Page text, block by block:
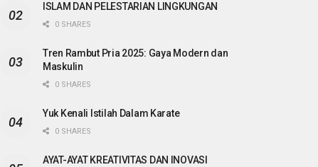
ISLAM DAN PELESTARIAN LINGKUNGAN
0 SHARES
Tren Rambut Pria 2025: Gaya Modern dan
Maskulin
0 SHARES
Yuk Kenali Istilah Dalam Karate
0 SHARES
AYAT-AYAT KREATIVITAS DAN INOVASI